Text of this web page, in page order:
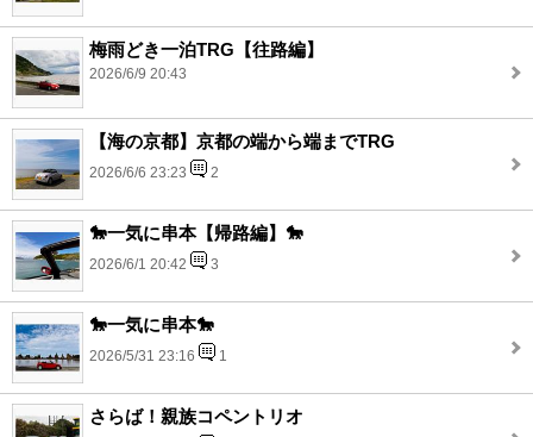
梅雨どき一泊TRG【往路編】
2026/6/9 20:43
【海の京都】京都の端から端までTRG
2026/6/6 23:23 2
🐎一気に串本【帰路編】🐎
2026/6/1 20:42 3
🐎一気に串本🐎
2026/5/31 23:16 1
さらば！親族コペントリオ